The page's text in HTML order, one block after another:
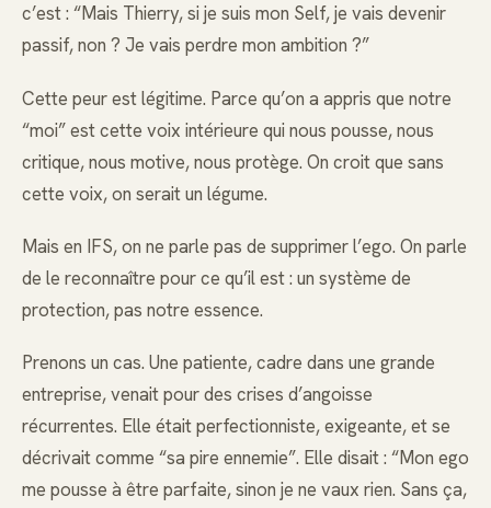
c’est : “Mais Thierry, si je suis mon Self, je vais devenir
passif, non ? Je vais perdre mon ambition ?”
Cette peur est légitime. Parce qu’on a appris que notre
“moi” est cette voix intérieure qui nous pousse, nous
critique, nous motive, nous protège. On croit que sans
cette voix, on serait un légume.
Mais en IFS, on ne parle pas de supprimer l’ego. On parle
de le reconnaître pour ce qu’il est : un système de
protection, pas notre essence.
Prenons un cas. Une patiente, cadre dans une grande
entreprise, venait pour des crises d’angoisse
récurrentes. Elle était perfectionniste, exigeante, et se
décrivait comme “sa pire ennemie”. Elle disait : “Mon ego
me pousse à être parfaite, sinon je ne vaux rien. Sans ça,